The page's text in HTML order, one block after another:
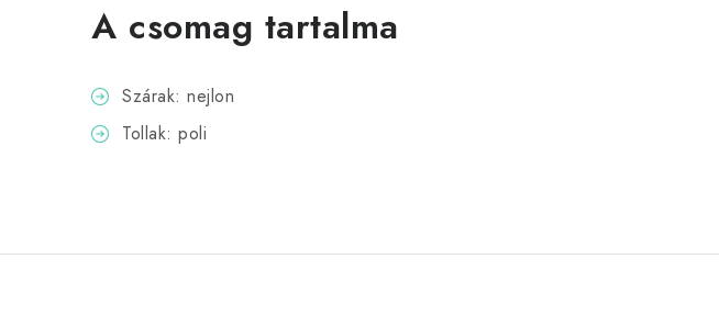
A csomag tartalma
Szárak: nejlon
Tollak: poli